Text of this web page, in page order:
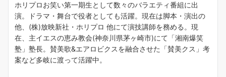
ホリプロお笑い第一期生として数々のバラエティ番組に出
演。ドラマ・舞台で役者としても活躍。現在は脚本・演出の
他、(株)放映新社・ホリプロ 他にて演技講師を務める。現
在、主イエスの恵み教会(神奈川県茅ヶ崎市)にて「湘南爆笑
塾」塾長。賛美歌&エアロビクスを融合させた「賛美クス」考
案など多岐に渡って活躍中。